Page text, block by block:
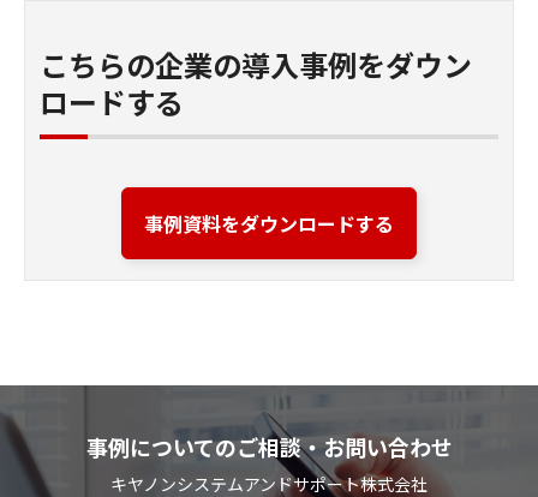
こちらの企業の導入事例をダウン
ロードする
事例資料をダウンロードする
事例についてのご相談・お問い合わせ
キヤノンシステムアンドサポート株式会社